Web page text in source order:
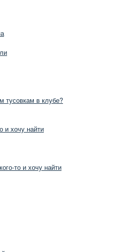
тусовкам в клубе?
хочу найти
то и хочу найти